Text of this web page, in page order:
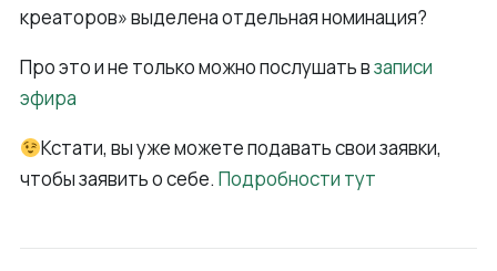
креаторов» выделена отдельная номинация?
Про это и не только можно послушать взаписи
эфира
Кстати, вы уже можете подавать свои заявки,
чтобы заявить о себе. Подробности тут